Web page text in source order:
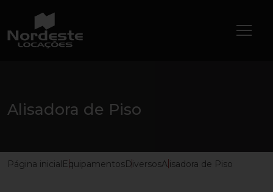
Alisadora de Piso
Página inicialEquipamentosDiversosAlisadora de Piso